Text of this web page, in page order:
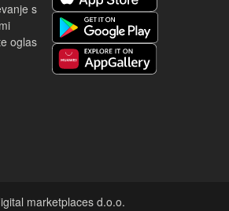
s
oglas
marketplaces d.o.o.